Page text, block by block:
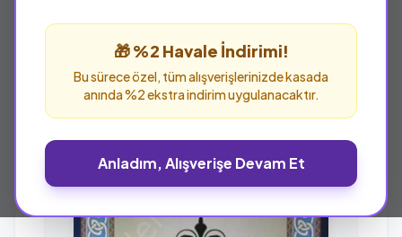
🎁 %2 Havale İndirimi!
Bu sürece özel, tüm alışverişlerinizde kasada
anında %2 ekstra indirim uygulanacaktır.
Anladım, Alışverişe Devam Et